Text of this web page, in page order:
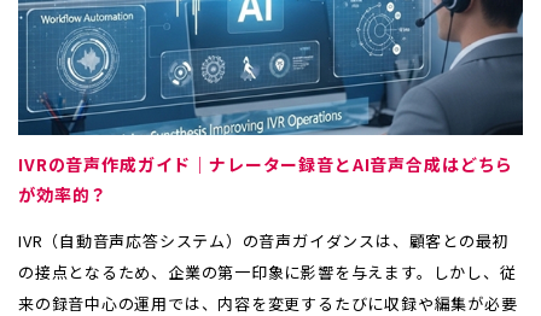
IVRの音声作成ガイド｜ナレーター録音とAI音声合成はどちら
が効率的？
IVR（自動音声応答システム）の音声ガイダンスは、顧客との最初
の接点となるため、企業の第一印象に影響を与えます。しかし、従
来の録音中心の運用では、内容を変更するたびに収録や編集が必要